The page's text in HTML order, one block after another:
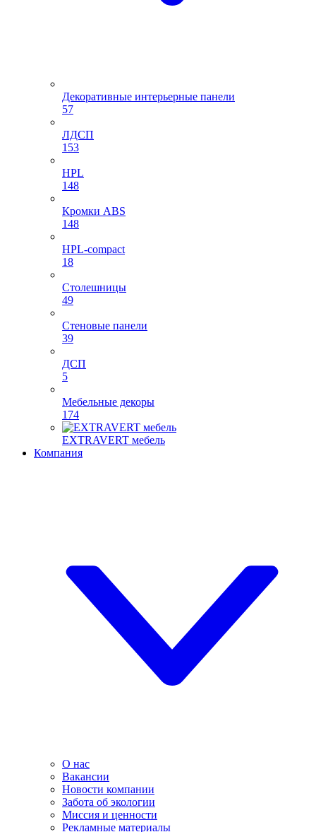
Декоративные интерьерные панели
57
ЛДСП
153
HPL
148
Кромки ABS
148
HPL-compact
18
Столешницы
49
Стеновые панели
39
ДСП
5
Мебельные декоры
174
EXTRAVERT мебель
Компания
О нас
Вакансии
Новости компании
Забота об экологии
Миссия и ценности
Рекламные материалы